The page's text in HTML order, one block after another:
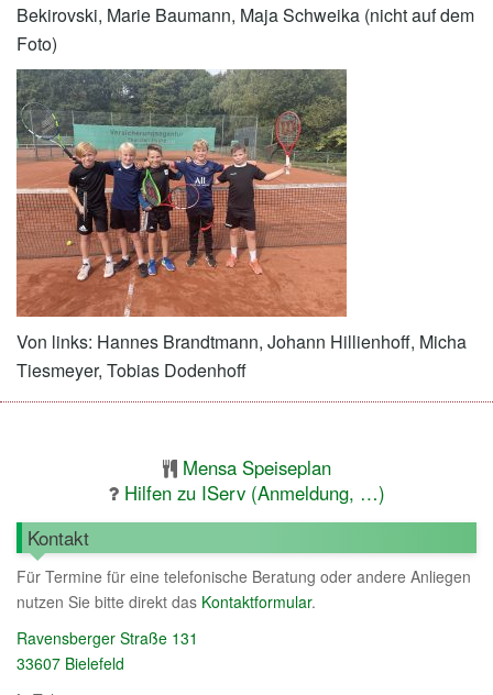
Bekirovski, Marie Baumann, Maja Schweika (nicht auf dem
Foto)
Von links: Hannes Brandtmann, Johann Hillienhoff, Micha
Tiesmeyer, Tobias Dodenhoff
Mensa Speiseplan
Hilfen zu IServ (Anmeldung, …)
Kontakt
Für Termine für eine telefonische Beratung oder andere Anliegen
nutzen Sie bitte direkt das Kontaktformular.
Ravensberger Straße 131
33607 Bielefeld